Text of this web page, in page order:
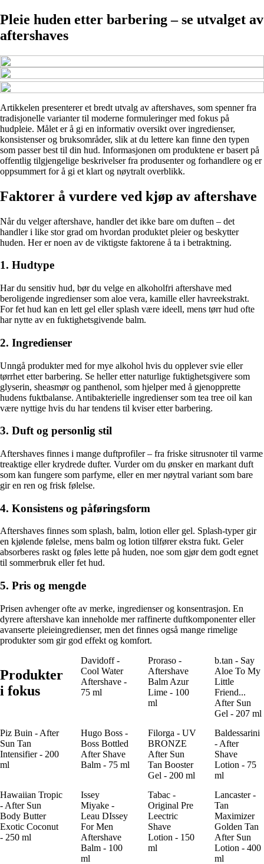
Pleie huden etter barbering – se utvalget av
aftershaves
Artikkelen presenterer et bredt utvalg av aftershaves, som spenner fra
tradisjonelle varianter til moderne formuleringer med fokus på
hudpleie. Målet er å gi en informativ oversikt over ingredienser,
konsistenser og bruksområder, slik at du lettere kan finne den typen
som passer best til din hud. Informasjonen om produktene er basert på
offentlig tilgjengelige beskrivelser fra produsenter og forhandlere og er
oppsummert for å gi et klart og nøytralt overblikk.
Faktorer å vurdere ved kjøp av aftershave
Når du velger aftershave, handler det ikke bare om duften – det
handler i like stor grad om hvordan produktet pleier og beskytter
huden. Her er noen av de viktigste faktorene å ta i betraktning.
1. Hudtype
Har du sensitiv hud, bør du velge en alkoholfri aftershave med
beroligende ingredienser som aloe vera, kamille eller havreekstrakt.
For fet hud kan en lett gel eller splash være ideell, mens tørr hud ofte
har nytte av en fuktighetsgivende balm.
2. Ingredienser
Unngå produkter med for mye alkohol hvis du opplever svie eller
tørrhet etter barbering. Se heller etter naturlige fuktighetsgivere som
glyserin, sheasmør og panthenol, som hjelper med å gjenopprette
hudens fuktbalanse. Antibakterielle ingredienser som tea tree oil kan
være nyttige hvis du har tendens til kviser etter barbering.
3. Duft og personlig stil
Aftershaves finnes i mange duftprofiler – fra friske sitrusnoter til varme
treaktige eller krydrede dufter. Vurder om du ønsker en markant duft
som kan fungere som parfyme, eller en mer nøytral variant som bare
gir en ren og frisk følelse.
4. Konsistens og påføringsform
Aftershaves finnes som splash, balm, lotion eller gel. Splash-typer gir
en kjølende følelse, mens balm og lotion tilfører ekstra fukt. Geler
absorberes raskt og føles lette på huden, noe som gjør dem godt egnet
til sommerbruk eller fet hud.
5. Pris og mengde
Prisen avhenger ofte av merke, ingredienser og konsentrasjon. En
dyrere aftershave kan inneholde mer raffinerte duftkomponenter eller
avanserte pleieingredienser, men det finnes også mange rimelige
produkter som gir god effekt og komfort.
Produkter
i fokus
Davidoff -
Cool Water
Aftershave -
75 ml
Proraso -
Aftershave
Balm Azur
Lime - 100
ml
b.tan - Say
Aloe To My
Little
Friend...
After Sun
Gel - 207 ml
Piz Buin - After
Sun Tan
Intensifier - 200
ml
Hugo Boss -
Boss Bottled
After Shave
Balm - 75 ml
Filorga - UV
BRONZE
After Sun
Tan Booster
Gel - 200 ml
Baldessarini
- After
Shave
Lotion - 75
ml
Hawaiian Tropic
- After Sun
Body Butter
Exotic Coconut
- 250 ml
Issey
Miyake -
Leau DIssey
For Men
Aftershave
Balm - 100
ml
Tabac -
Original Pre
Leectric
Shave
Lotion - 150
ml
Lancaster -
Tan
Maximizer
Golden Tan
After Sun
Lotion - 400
ml